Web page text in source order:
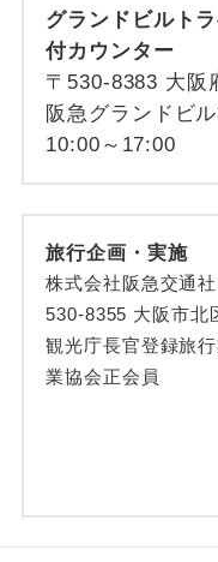
グランドビルト
付カウンター
〒530-8383 大阪
阪急グランドビ
10:00～17:00
旅行企画・実施
株式会社阪急交通社
530-8355 大阪市北
観光庁長官登録旅
業協会正会員